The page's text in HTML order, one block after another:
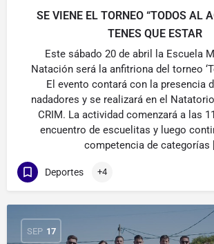
SE VIENE EL TORNEO “TODOS AL
TENES QUE ESTAR
Este sábado 20 de abril la Escuela
Natación será la anfitriona del torneo
El evento contará con la presencia
nadadores y se realizará en el
CRIM. La actividad comenzará a las
encuentro de escuelitas y luego
competencia de categorías
Deportes +4
SEP 17